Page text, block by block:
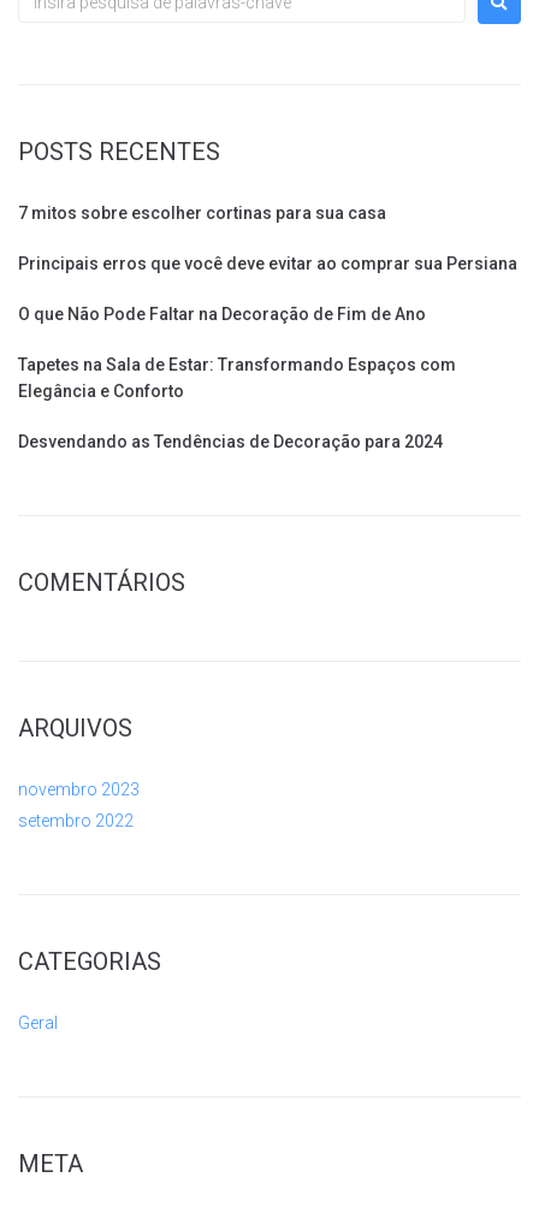
POSTS RECENTES
7 mitos sobre escolher cortinas para sua casa
Principais erros que você deve evitar ao comprar sua Persiana
O que Não Pode Faltar na Decoração de Fim de Ano
Tapetes na Sala de Estar: Transformando Espaços com
Elegância e Conforto
Desvendando as Tendências de Decoração para 2024
COMENTÁRIOS
ARQUIVOS
novembro 2023
setembro 2022
CATEGORIAS
Geral
META